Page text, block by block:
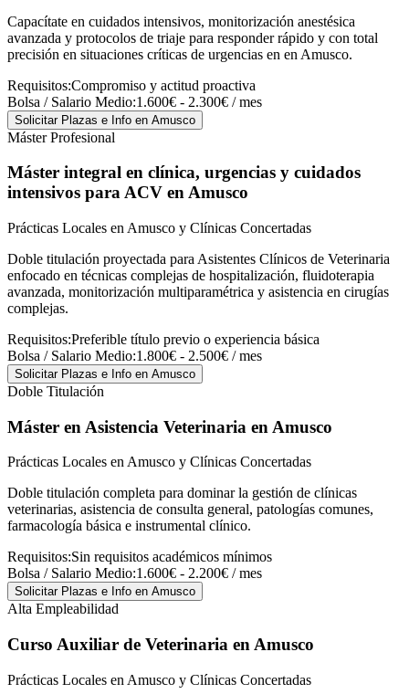
Capacítate en cuidados intensivos, monitorización anestésica
avanzada y protocolos de triaje para responder rápido y con total
precisión en situaciones críticas de urgencias en en Amusco.
Requisitos:Compromiso y actitud proactiva
Bolsa / Salario Medio:1.600€ - 2.300€ / mes
Solicitar Plazas e Info en Amusco
Máster Profesional
Máster integral en clínica, urgencias y cuidados
intensivos para ACV en Amusco
Prácticas Locales en Amusco y Clínicas Concertadas
Doble titulación proyectada para Asistentes Clínicos de Veterinaria
enfocado en técnicas complejas de hospitalización, fluidoterapia
avanzada, monitorización multiparamétrica y asistencia en cirugías
complejas.
Requisitos:Preferible título previo o experiencia básica
Bolsa / Salario Medio:1.800€ - 2.500€ / mes
Solicitar Plazas e Info en Amusco
Doble Titulación
Máster en Asistencia Veterinaria en Amusco
Prácticas Locales en Amusco y Clínicas Concertadas
Doble titulación completa para dominar la gestión de clínicas
veterinarias, asistencia de consulta general, patologías comunes,
farmacología básica e instrumental clínico.
Requisitos:Sin requisitos académicos mínimos
Bolsa / Salario Medio:1.600€ - 2.200€ / mes
Solicitar Plazas e Info en Amusco
Alta Empleabilidad
Curso Auxiliar de Veterinaria en Amusco
Prácticas Locales en Amusco y Clínicas Concertadas